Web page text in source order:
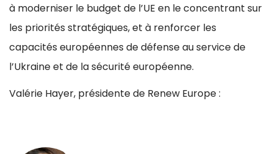
à moderniser le budget de l’UE en le concentrant sur
les priorités stratégiques, et à renforcer les
capacités européennes de défense au service de
l’Ukraine et de la sécurité européenne.
Valérie Hayer, présidente de Renew Europe :